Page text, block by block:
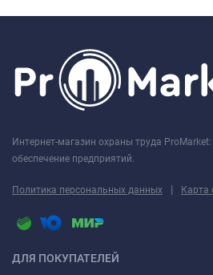
Интернет-магазин охраны труда
обеспечение предприятий.
Политика персональных данных | Карта
ДЛЯ ПОКУПАТЕЛЕЙ